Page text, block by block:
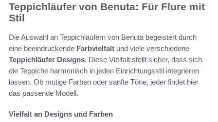
Teppichläufer von Benuta: Für Flure mit
Stil
Die Auswahl an Teppichläufern von Benuta begeistert durch
eine beeindruckende Farbvielfalt und viele verschiedene
Teppichläufer Designs. Diese Vielfalt stellt sicher, dass sich
die Teppiche harmonisch in jeden Einrichtungsstil integrieren
lassen. Ob mutige Farben oder sanfte Töne, jeder findet hier
das passende Modell.
Vielfalt an Designs und Farben